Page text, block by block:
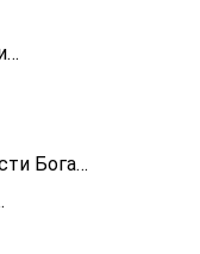
Бога…